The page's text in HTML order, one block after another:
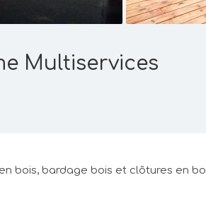
Multiservices
bois, bardage bois et clôtures en